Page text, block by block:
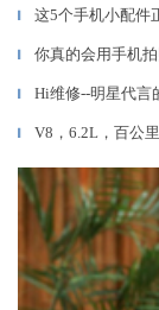
▎ 这5个手机小配件
▎ 你真的会用手机
▎ Hi维修--明星代言
▎ V8，6.2L，百公